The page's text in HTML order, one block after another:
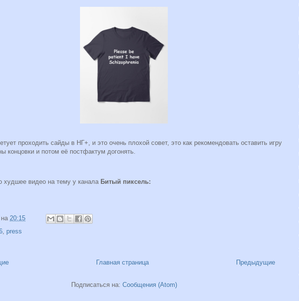
проходить сайды в НГ+, и это очень плохой совет, это как рекомендовать оставить игру
концовки и потом её постфактум догонять.
худшее видео на тему у канала Битый пиксель:
на 20:15
, press
Предыдущие
Главная страница
Подписаться на: Сообщения (Atom)